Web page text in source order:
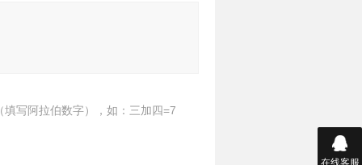
填写阿拉伯数字），如：三加四=7
在线客服